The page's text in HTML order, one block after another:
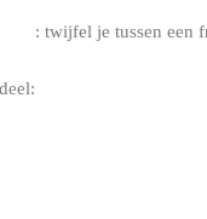
: twijfel je tussen een